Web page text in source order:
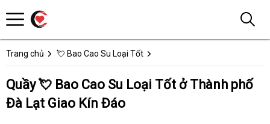
Trang chủ 💘 Bao Cao Su Loại Tốt
Quầy 💘 Bao Cao Su Loại Tốt ở Thành phố
Đà Lạt Giao Kín Đáo